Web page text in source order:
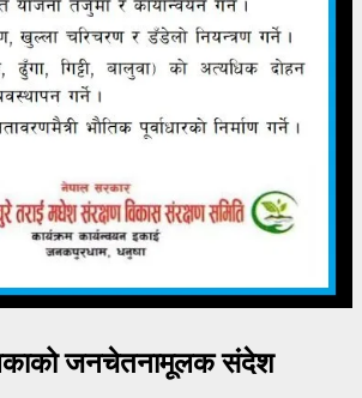
जनचेतनामूलक संदेश